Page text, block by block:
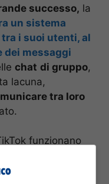
successo, la
un sistema
i suoi utenti, al
dei messaggi
chat di gruppo,
lacuna,
tra loro
funzionano
come